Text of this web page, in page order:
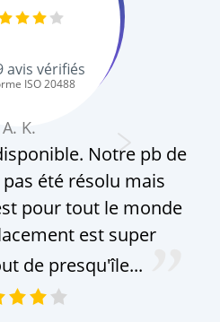
avis vérifiés
ISO 20488
A. K.
Notre pb de
été résolu mais
pour tout le monde
est super
de presqu'île...